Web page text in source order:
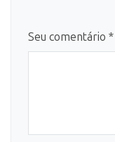
Seu comentário *